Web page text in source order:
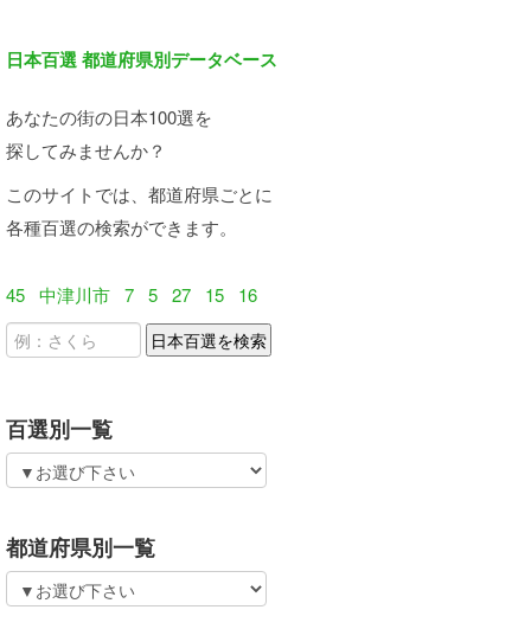
日本百選 都道府県別データベース
あなたの街の日本100選を
探してみませんか？
このサイトでは、都道府県ごとに
各種百選の検索ができます。
45 中津川市 7 5 27 15 16
百選別一覧
都道府県別一覧